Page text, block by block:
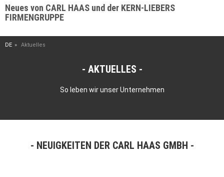
Neues von CARL HAAS und der KERN-LIEBERS
FIRMENGRUPPE
DE Aktuelles
AKTUELLES
So leben wir unser Unternehmen
NEUIGKEITEN DER CARL HAAS GMBH